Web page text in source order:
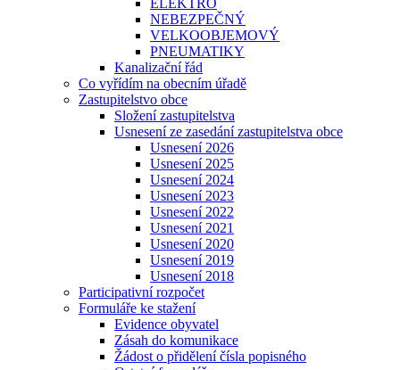
ELEKTRO
NEBEZPEČNÝ
VELKOOBJEMOVÝ
PNEUMATIKY
Kanalizační řád
Co vyřídím na obecním úřadě
Zastupitelstvo obce
Složení zastupitelstva
Usnesení ze zasedání zastupitelstva obce
Usnesení 2026
Usnesení 2025
Usnesení 2024
Usnesení 2023
Usnesení 2022
Usnesení 2021
Usnesení 2020
Usnesení 2019
Usnesení 2018
Participativní rozpočet
Formuláře ke stažení
Evidence obyvatel
Zásah do komunikace
Žádost o přidělení čísla popisného